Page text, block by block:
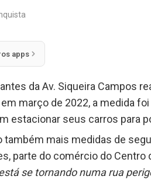
apps
da Av. Siqueira Campos
março de 2022, a medida
estacionar seus carros para
mais medidas de
parte do comércio do
se tornando numa rua